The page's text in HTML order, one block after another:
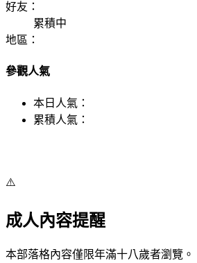
好友：
累積中
地區：
參觀人氣
本日人氣：
累積人氣：
⚠️
成人內容提醒
本部落格內容僅限年滿十八歲者瀏覽。